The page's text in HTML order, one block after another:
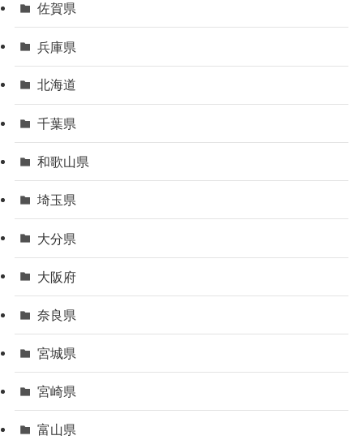
佐賀県
兵庫県
北海道
千葉県
和歌山県
埼玉県
大分県
大阪府
奈良県
宮城県
宮崎県
富山県